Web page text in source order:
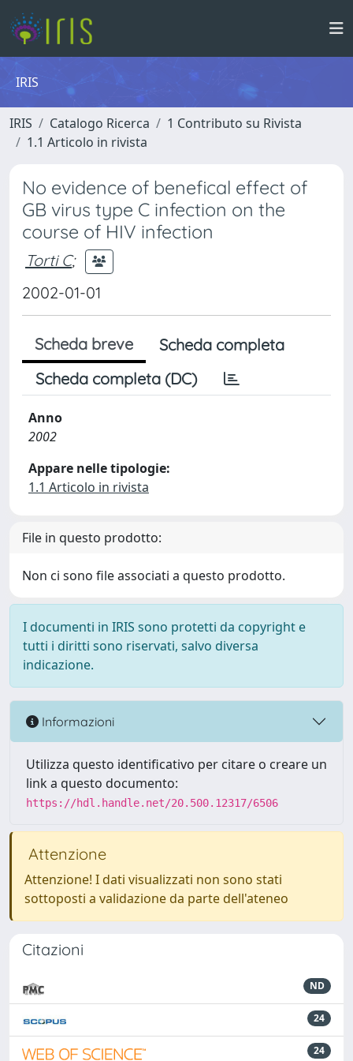
IRIS
IRIS Catalogo Ricerca
1 Contributo su Rivista
1.1 Articolo in rivista
No evidence of benefical effect of
GB virus type C infection on the
course of HIV infection
Torti C;
2002-01-01
Scheda breve
Scheda completa
Scheda completa (DC)
Anno
2002
Appare nelle tipologie:
1.1 Articolo in rivista
File in questo prodotto:
Non ci sono file associati a questo prodotto.
I documenti in IRIS sono protetti da copyright e
tutti i diritti sono riservati, salvo diversa
indicazione.
Informazioni
Utilizza questo identificativo per citare o creare un
link a questo documento:
https://hdl.handle.net/20.500.12317/6506
Attenzione
Attenzione! I dati visualizzati non sono stati
sottoposti a validazione da parte dell'ateneo
Citazioni
ND
24
24